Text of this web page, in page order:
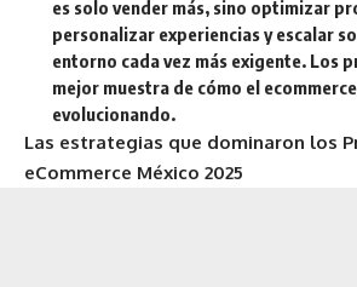
es solo vender más, sino optimizar
personalizar experiencias y escalar
entorno cada vez más exigente. Los
mejor muestra de cómo el
evolucionando.
Las estrategias que dominaron los
eCommerce México 2025